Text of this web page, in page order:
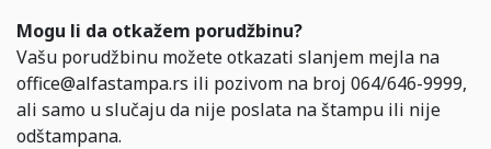
Mogu li da otkažem porudžbinu?
Vašu porudžbinu možete otkazati slanjem mejla na
office@alfastampa.rs ili pozivom na broj 064/646-9999,
ali samo u slučaju da nije poslata na štampu ili nije
odštampana.